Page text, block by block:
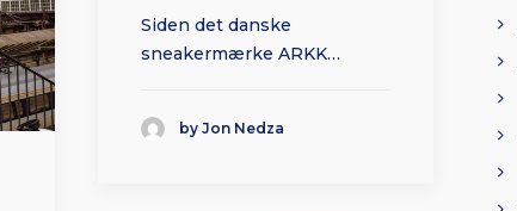
Siden det danske
sneakermærke ARKK…
by Jon Nedza